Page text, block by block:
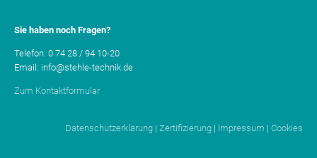
Sie haben noch Fragen?
Telefon: 0 74 28 / 94 10-20
Email: info@stehle-technik.de
Zum Kontaktformular
Datenschutzerklärung | Zertifizierung | Impressum | Cookies